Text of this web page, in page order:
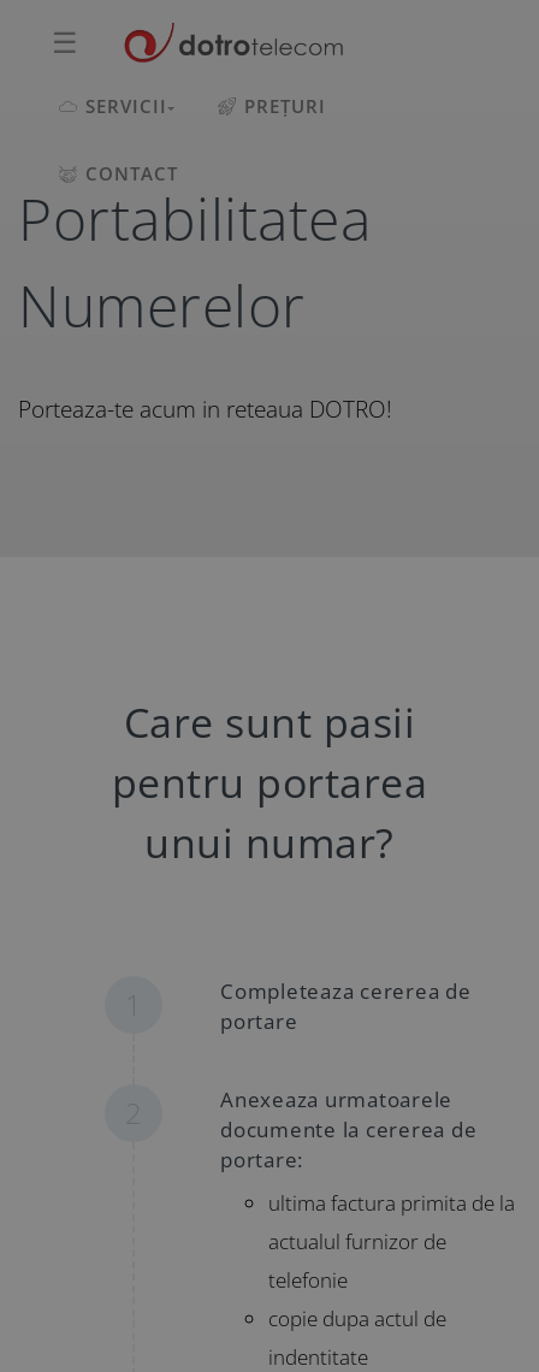
☰
SERVICII PREȚURI
CONTACT
Portabilitatea
Numerelor
Porteaza-te acum in reteaua DOTRO!
Care sunt pasii
pentru portarea
unui numar?
Completeaza cererea de
portare
Anexeaza urmatoarele
documente la cererea de
portare:
ultima factura primita de la
actualul furnizor de
telefonie
copie dupa actul de
indentitate